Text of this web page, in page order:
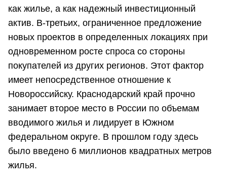
как жилье, а как надежный инвестиционный
актив. В-третьих, ограниченное предложение
новых проектов в определенных локациях при
одновременном росте спроса со стороны
покупателей из других регионов. Этот фактор
имеет непосредственное отношение к
Новороссийску. Краснодарский край прочно
занимает второе место в России по объемам
вводимого жилья и лидирует в Южном
федеральном округе. В прошлом году здесь
было введено 6 миллионов квадратных метров
жилья.